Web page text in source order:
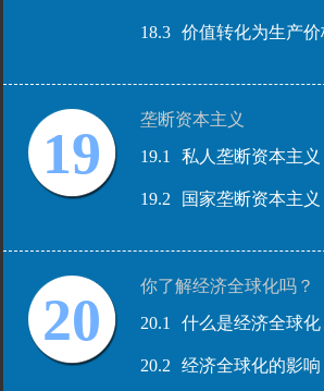
18.3 价值转化为生产价
19
垄断资本主义
19.1
私人垄断资本主义
19.2 国家垄断资本主义
20
你了解经济全球化吗？
20.1
什么是经济全球化
20.2 经济全球化的影响